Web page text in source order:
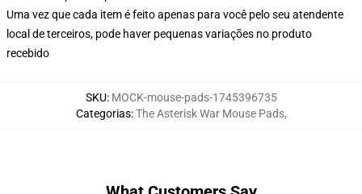
Uma vez que cada item é feito apenas para você pelo seu atendente
local de terceiros, pode haver pequenas variações no produto
recebido
SKU: MOCK-mouse-pads-1745396735
Categorias:The Asterisk War Mouse Pads,